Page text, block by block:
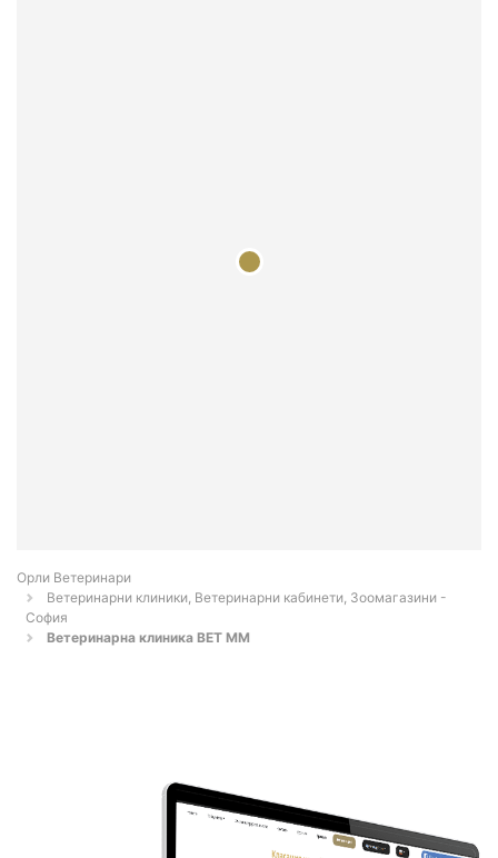
Орли Ветеринари
Ветеринарни клиники, Ветеринарни кабинети, Зоомагазини -
София
Ветеринарна клиника ВЕТ ММ